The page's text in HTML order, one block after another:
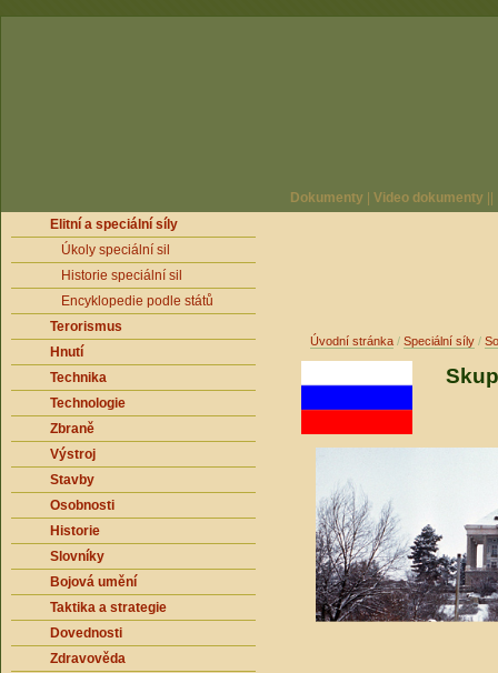
Dokumenty Video dokumenty
Elitní a speciální síly
Úkoly speciální sil
Historie speciální sil
Encyklopedie podle států
Terorismus
Hnutí
Technika
Technologie
Zbraně
Výstroj
Stavby
Osobnosti
Historie
Slovníky
Bojová umění
Taktika a strategie
Dovednosti
Zdravověda
Úvodní stránka / Speciální síly /